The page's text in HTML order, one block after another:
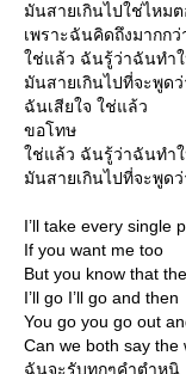
มันสายเกินไปใช่ไหม
เพราะฉันคิดถึงมากกว่
ช่แล้ว ฉันรู้ว่าฉันทำใ
มันสายเกินไปที่จะพูด
ฉันเสียใจ ใช่แล้ว
ขอโทษ
ช่แล้ว ฉันรู้ว่าฉันทำใ
มันสายเกินไปที่จะพูด
I’ll take every single
If you want me too
But you know that
I’ll go I’ll go and then
You go you go out
Can we both say the
ฉันจะรับทุกๆคำตำหนิ